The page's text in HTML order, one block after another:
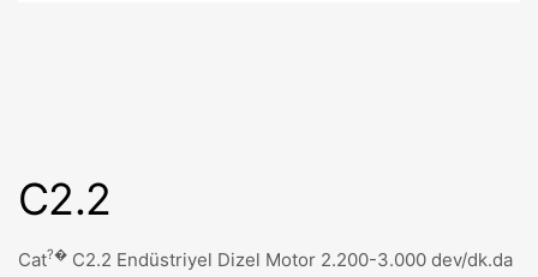
C2.2
Cat?� C2.2 Endüstriyel Dizel Motor 2.200-3.000 dev/dk.da